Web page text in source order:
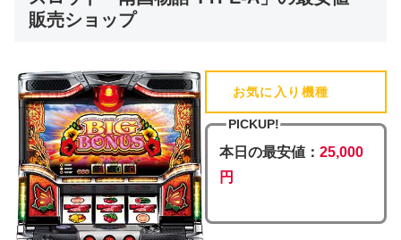
販売ショップ
お気に入り機種
PICKUP!
本日の最安値： 25,000
円